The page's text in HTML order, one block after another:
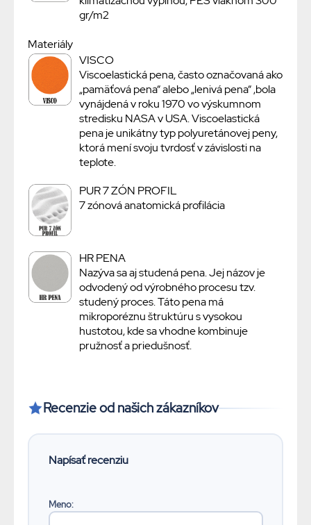
gr/m2
Materiály
VISCO
Viscoelastická pena, často označovaná ako
„pamäťová pena“ alebo „lenivá pena“ ,bola
vynájdená v roku 1970 vo výskumnom
stredisku NASA v USA. Viscoelastická
pena je unikátny typ polyuretánovej peny,
ktorá mení svoju tvrdosť v závislosti na
teplote.
PUR 7 ZÓN PROFIL
7 zónová anatomická profilácia
HR PENA
Nazýva sa aj studená pena. Jej názov je
odvodený od výrobného procesu tzv.
studený proces. Táto pena má
mikroporéznu štruktúru s vysokou
hustotou, kde sa vhodne kombinuje
pružnosť a priedušnosť.
Recenzie od našich zákazníkov
Meno: